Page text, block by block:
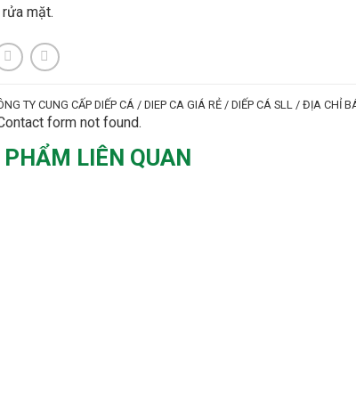
mặt.
TY CUNG CẤP DIẾP CÁ / DIEP CA GIÁ RẺ / DIẾP CÁ SLL / ĐỊA CHỈ
form not found.
LIÊN QUAN